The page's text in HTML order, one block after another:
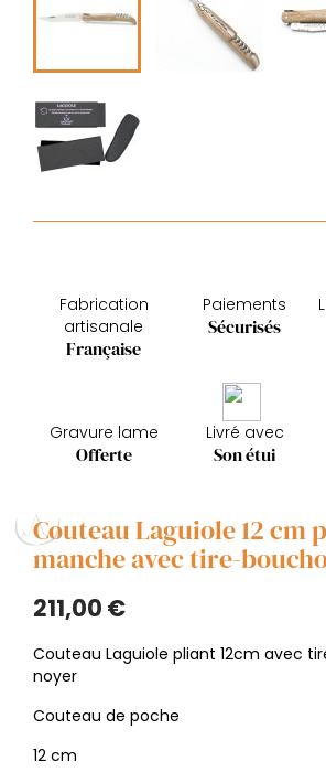
Fabrication
artisanale
Française
Paiements
Sécurisés
Gravure lame
Offerte
Livré avec
Son étui
Couteau Laguiole 12 cm
manche avec tire-
211,00 €
Couteau Laguiole pliant 12cm avec
noyer
Couteau de poche
12 cm